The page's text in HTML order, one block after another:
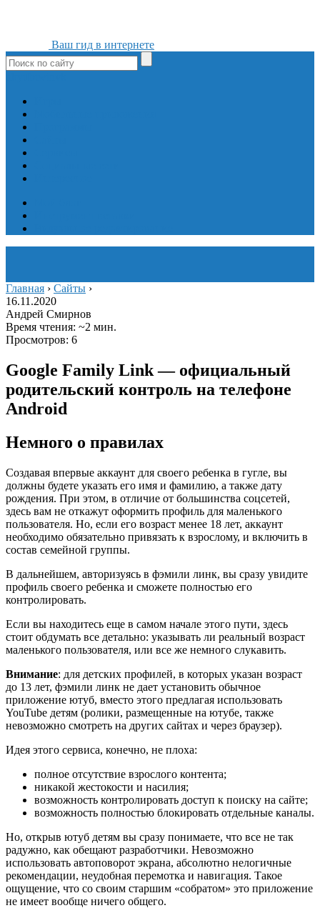
Ваш гид в интернете
Главная › Сайты ›
16.11.2020
Андрей Смирнов
Время чтения: ~2 мин.
Просмотров: 6
Google Family Link — официальный
родительский контроль на телефоне
Android
Немного о правилах
Создавая впервые аккаунт для своего ребенка в гугле, вы
должны будете указать его имя и фамилию, а также дату
рождения. При этом, в отличие от большинства соцсетей,
здесь вам не откажут оформить профиль для маленького
пользователя. Но, если его возраст менее 18 лет, аккаунт
необходимо обязательно привязать к взрослому, и включить в
состав семейной группы.
В дальнейшем, авторизуясь в фэмили линк, вы сразу увидите
профиль своего ребенка и сможете полностью его
контролировать.
Если вы находитесь еще в самом начале этого пути, здесь
стоит обдумать все детально: указывать ли реальный возраст
маленького пользователя, или все же немного слукавить.
Внимание: для детских профилей, в которых указан возраст
до 13 лет, фэмили линк не дает установить обычное
приложение ютуб, вместо этого предлагая использовать
YouTube детям (ролики, размещенные на ютубе, также
невозможно смотреть на других сайтах и через браузер).
Идея этого сервиса, конечно, не плоха:
полное отсутствие взрослого контента;
никакой жестокости и насилия;
возможность контролировать доступ к поиску на сайте;
возможность полностью блокировать отдельные каналы.
Но, открыв ютуб детям вы сразу понимаете, что все не так
радужно, как обещают разработчики. Невозможно
использовать автоповорот экрана, абсолютно нелогичные
рекомендации, неудобная перемотка и навигация. Такое
ощущение, что со своим старшим «собратом» это приложение
не имеет вообще ничего общего.